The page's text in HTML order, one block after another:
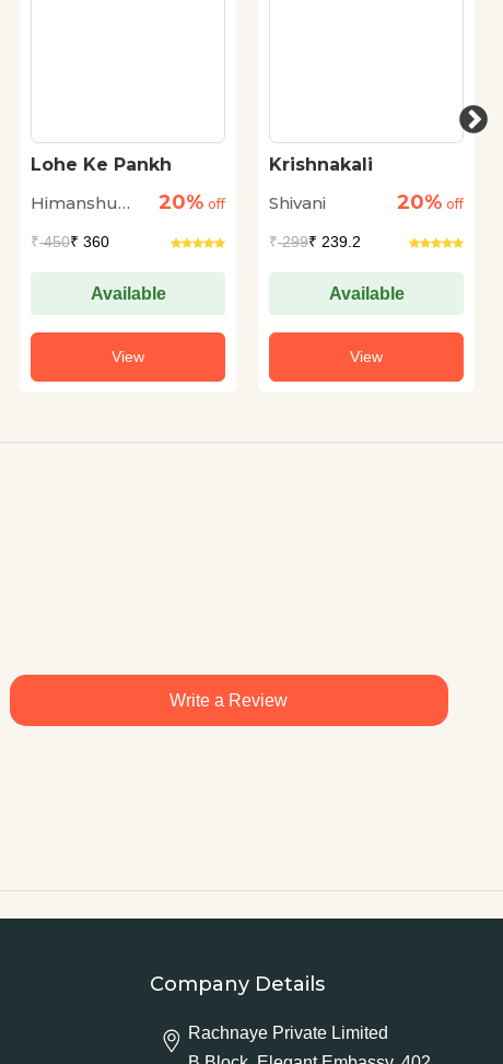
Lohe Ke Pankh
Himanshu
20% off
₹450₹ 360
Available
View
Krishnakali
Shivani
20% off
₹299₹ 239.2
Available
View
Write a Review
Company Details
Rachnaye Private Limited